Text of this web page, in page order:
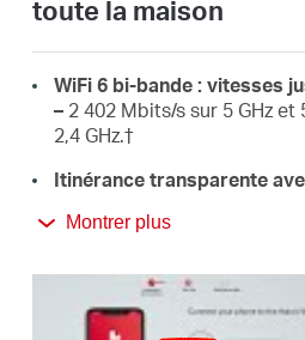
France
Français
toute la maison
WiFi 6 bi-bande : vitesses
–2 402 Mbits/s sur 5 GHz et
2,4 GHz.†
Itinérance transparente
basculer automatiquement
seul nom et mot de passe
Couverture intégrale de la
Montrer plus